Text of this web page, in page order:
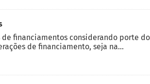
financiamentos considerando porte
de financiamento, seja na...